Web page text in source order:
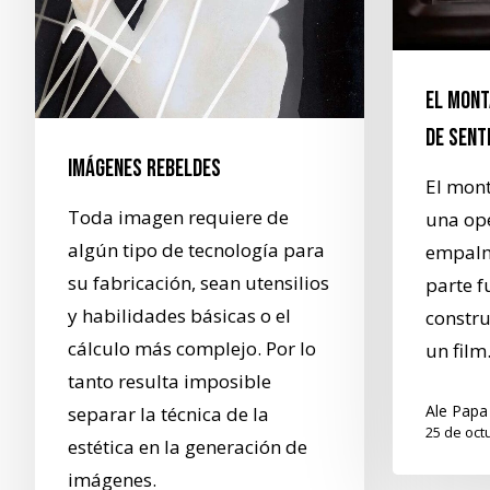
Imágenes rebeldes
Toda imagen requiere de
algún tipo de tecnología para
su fabricación, sean utensilios
y habilidades básicas o el
cálculo más complejo. Por lo
tanto resulta imposible
separar la técnica de la
estética en la generación de
imágenes.
El
de
El
una
parte
un
Ale Papa
25 de